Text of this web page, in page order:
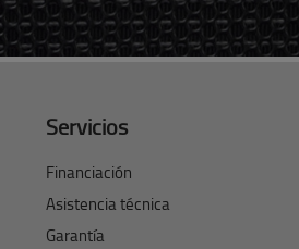
Servicios
Financiación
Asistencia técnica
Garantía